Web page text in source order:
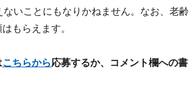
いことにもなりかねません。なお、老齢
もらえます。
こちらから応募するか、コメント欄への書